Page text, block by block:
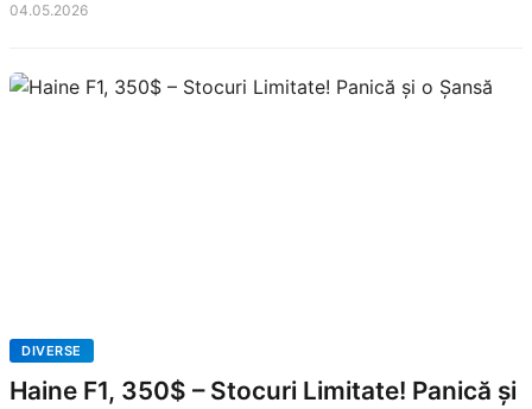
04.05.2026
DIVERSE
Haine F1, 350$ – Stocuri Limitate! Panică și